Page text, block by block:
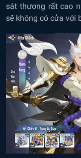
sát thương rất cao
sẽ không có cửa với